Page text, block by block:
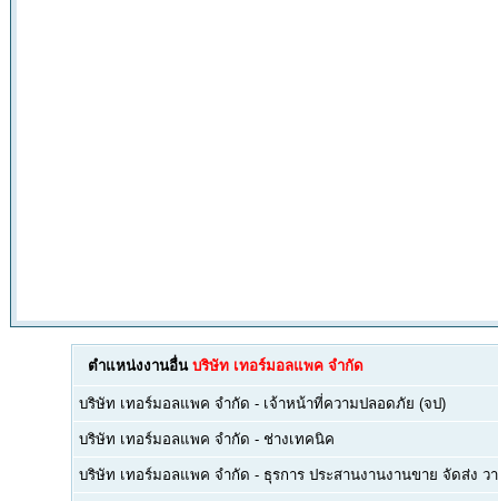
ตำแหน่งงานอื่น บริษัท เทอร์มอลแพค จำกัด
บริษัท เทอร์มอลแพค จำกัด - เจ้าหน้าที่ความปลอดภัย (จป)
บริษัท เทอร์มอลแพค จำกัด - ช่างเทคนิค
บริษัท เทอร์มอลแพค จำกัด - ธุรการ ประสานงานงานขาย จัดส่ง ว